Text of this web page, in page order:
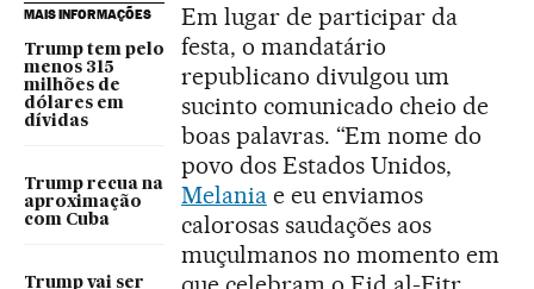
MAIS INFORMAÇÕES
Trump tem pelo
menos 315
milhões de
dólares em
dívidas
Trump recua na
aproximação
com Cuba
Trump vai ser
Em lugar de participar da
festa, o mandatário
republicano divulgou um
sucinto comunicado cheio de
boas palavras. “Em nome do
povo dos Estados Unidos,
Melaniae eu enviamos
calorosas saudações aos
muçulmanos no momento em